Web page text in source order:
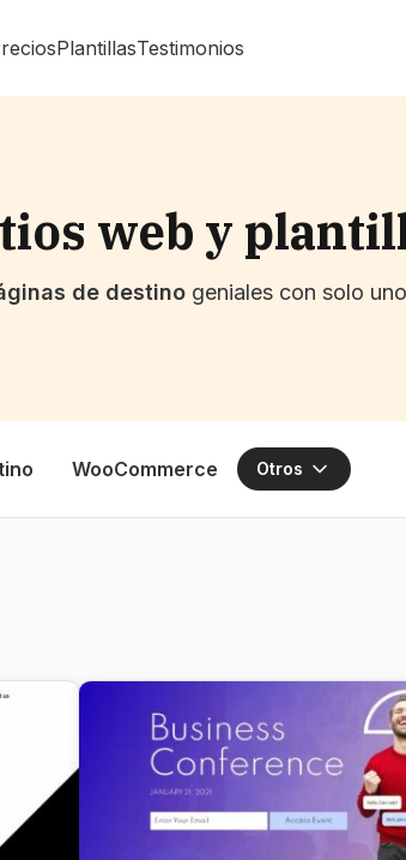
PlantillasTestimonios
web y
de destinogeniales con solo
WooCommerce Otros